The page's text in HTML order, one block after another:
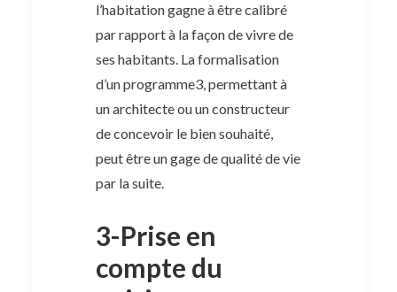
l’habitation gagne à être calibré
par rapport à la façon de vivre de
ses habitants. La formalisation
d’un programme3, permettant à
un architecte ou un constructeur
de concevoir le bien souhaité,
peut être un gage de qualité de vie
par la suite.
3-Prise en
compte du